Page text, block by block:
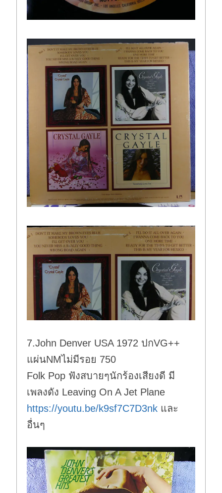
7.John Denver USA 1972 ปกVG++
แผ่นNMไม่มีรอย 750
Folk Pop ฟังสบายๆนักร้องเสียงดี มี
เพลงดัง Leaving On A Jet Plane
https://youtu.be/k9sf7C7D3nk และ
อื่นๆ